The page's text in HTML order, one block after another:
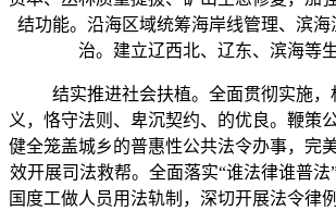
结功能。沿海区域统筹海岸线管理、滨
治。建立辽西北、辽东、滨海等
结实推进社会扶植。全面贯彻实施，
义，恪守法则、卑沉契约、的优良。鞭策
健全笼盖城乡的普惠性公共法令办事，完
效开展司法救帮。全面落实“谁法律谁普
国度工做人员用法轨制，深切开展法令律